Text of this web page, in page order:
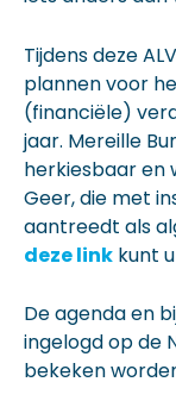
Tijdens deze
plannen voor
(financiële)
jaar. Mereille
herkiesbaar en
Geer, die met
aantreedt als
deze link kunt
De agenda en
ingelogd op de
bekeken